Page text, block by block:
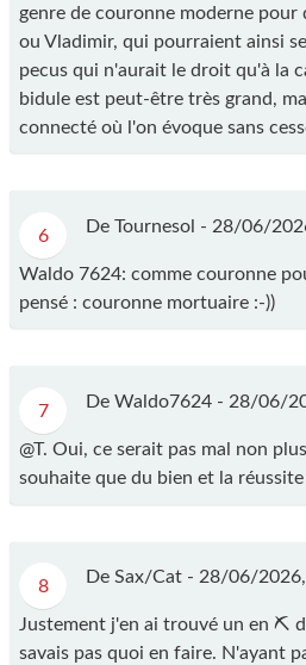
genre de couronne moderne pour
ou Vladimir, qui pourraient ainsi
pecus qui n'aurait le droit qu'à la
bidule est peut-être très grand,
connecté où l'on évoque sans
6 De Tournesol - 28/06/
Waldo 7624: comme couronne
pensé : couronne mortuaire :-))
7 De Waldo7624 - 28/06/
@T. Oui, ce serait pas mal non
souhaite que du bien et la
8 De Sax/Cat - 28/06/
Justement j'en ai trouvé un en ⛏️
savais pas quoi en faire. N'ayant